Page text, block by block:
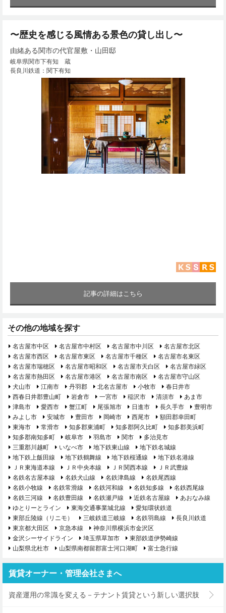
〜歴史を感じる風情ある景色の貸し出し〜
由緒ある関市の代官屋敷・山田邸
岐阜県関市下有知 蔵
長良川鉄道：関下有知
記事の詳細はこちら
その他の地域を探す
名古屋市中区 名古屋市中村区 名古屋市中川区
名古屋市北区
名古屋市西区
名古屋市東区 名古屋市千種区
名古屋市名東区
名古屋市瑞穂区
名古屋市昭和区 名古屋市天白区
名古屋市緑区
名古屋市熱田区
名古屋市港区 名古屋市南区
名古屋市守山区
犬山市
江南市 丹羽郡 北名古屋市 小牧市
春日井市
西春日井郡豊山町
岩倉市 一宮市 稲沢市 清須市
あま市
津島市
愛西市 蟹江町 尾張旭市 日進市 長久手市
豊明市
みよし市
安城市 豊田市 岡崎市 西尾市
額田郡幸田町
東海市
常滑市 知多郡東浦町 知多郡阿久比町
知多郡美浜町
知多郡南知多町
岐阜市 羽島市 関市
多治見市
三重郡川越町
いなべ市 地下鉄東山線
地下鉄名城線
地下鉄上飯田線
地下鉄鶴舞線 地下鉄桜通線
地下鉄名港線
ＪＲ東海道本線
ＪＲ中央本線 ＪＲ関西本線
ＪＲ武豊線
名鉄名古屋本線
名鉄犬山線 名鉄津島線
名鉄尾西線
名鉄小牧線
名鉄常滑線 名鉄河和線 名鉄知多線
名鉄西尾線
名鉄三河線
名鉄豊田線 名鉄瀬戸線 近鉄名古屋線
あおなみ線
ゆとりーとライン
東海交通事業城北線
愛知環状鉄道
東部丘陵線（リニモ）
三岐鉄道三岐線 名鉄羽島線
長良川鉄道
東京都大田区
京急本線
神奈川県横浜市金沢区
金沢シーサイドライン
埼玉県草加市
東部鉄道伊勢崎線
山梨県北杜市
山梨県南都留郡富士河口湖町 富士急行線
賃貸オーナー・管理会社さまへ
資産運用の常識を変える－テナント賃貸という新しい選択肢